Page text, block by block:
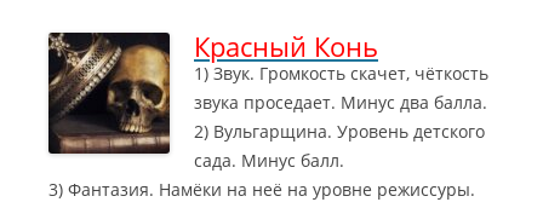
Красный Конь
1) Звук. Громкость скачет, чёткость
звука проседает. Минус два балла.
2) Вульгарщина. Уровень детского
сада. Минус балл.
3) Фантазия. Намёки на неё на уровне режиссуры.